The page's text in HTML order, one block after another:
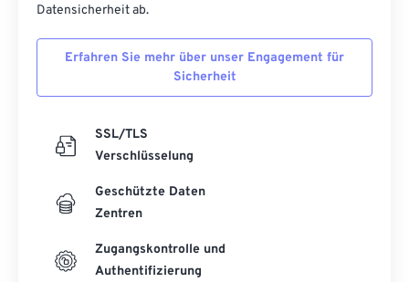
Datensicherheit ab.
Erfahren Sie mehr über unser Engagement für
Sicherheit
SSL/TLS
Verschlüsselung
Geschützte Daten
Zentren
Zugangskontrolle und
Authentifizierung